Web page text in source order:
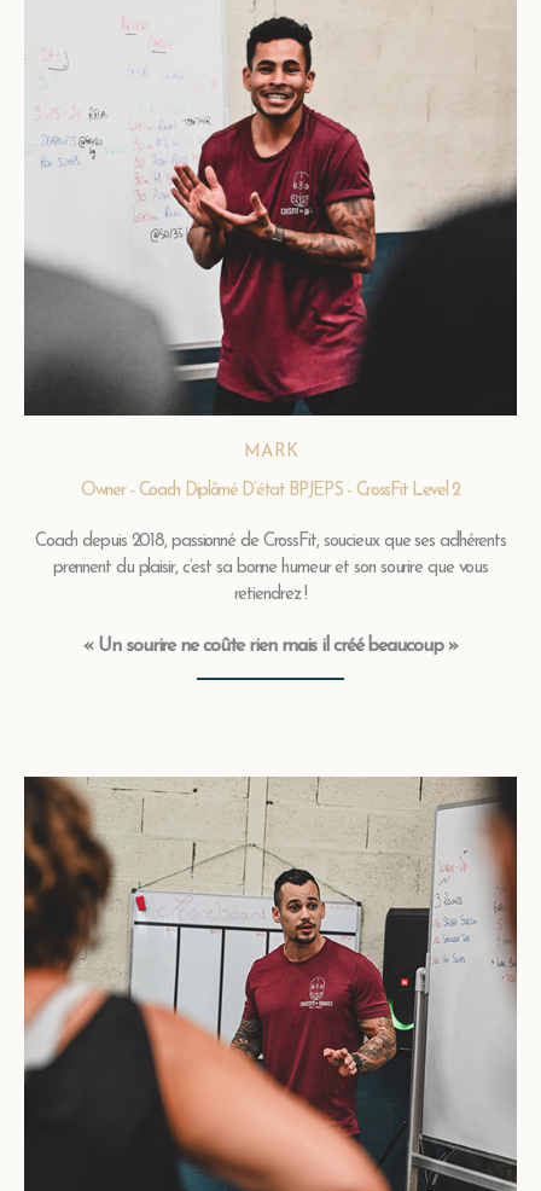
MARK
Owner - Coach Diplômé D’état BPJEPS - CrossFit Level 2
Coach depuis 2018, passionné de CrossFit, soucieux que ses adhérents
prennent du plaisir, c’est sa bonne humeur et son sourire que vous
retiendrez !
« Un sourire ne coûte rien mais il créé beaucoup »